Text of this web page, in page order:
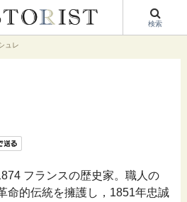
検索
ュレ
フランスの歴史家。職人の
命的伝統を擁護し，1851年忠誠